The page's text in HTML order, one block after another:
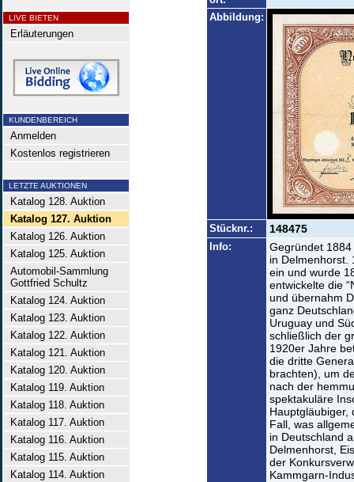
LIVE BIETEN
Erläuterungen
KUNDENBEREICH
Anmelden
Kostenlos registrieren
LETZTE AUKTIONEN
Katalog 128. Auktion
Katalog 127. Auktion
Katalog 126. Auktion
Katalog 125. Auktion
Automobil-Sammlung
Gottfried Schultz
Katalog 124. Auktion
Katalog 123. Auktion
Katalog 122. Auktion
Katalog 121. Auktion
Katalog 120. Auktion
Katalog 119. Auktion
Katalog 118. Auktion
Katalog 117. Auktion
Katalog 116. Auktion
Katalog 115. Auktion
Katalog 114. Auktion
Abbildung:
Stücknr.: 148475
Info:
Gegründet
in Delmenhorst.
ein und wurde
entwickelte die
und übernahm
ganz
Uruguay und
schließlich der
1920er Jahre
die dritte
brachten), um
nach der
spektakuläre
Hauptgläubiger,
Fall, was
in Deutschland
Delmenhorst,
der
Kammgarn-